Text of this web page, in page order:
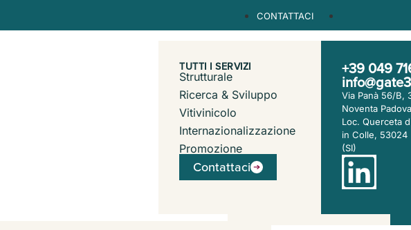
CONTATTACI
La nostra azienda
Il nostro team
Il nostro lavoro
Il nostro metodo
I nostri clienti
Lavora con noi
SERVIZI
TUTTI I SERVIZI
Strutturale
Ricerca & Sviluppo
Vitivinicolo
Internazionalizzazione
Promozione
Contattaci
+39 049
Via Panà 56/B,
Noventa
Loc. Querceta
in Colle, 53024
(SI)
CLIENTI
NEWS